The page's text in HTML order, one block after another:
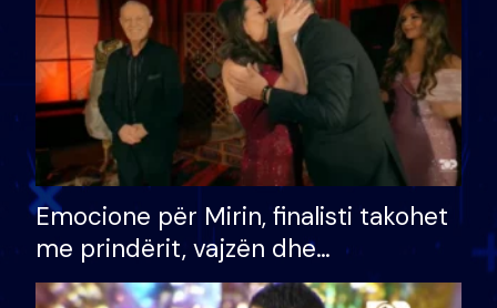
Emocione për Mirin, finalisti takohet
me prindërit, vajzën dhe
bashkëshorten: S’kemi ndonjë letër